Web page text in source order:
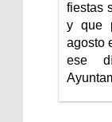
fiestas
y que
agosto
ese